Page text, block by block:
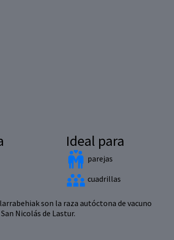
Ideal para
parejas
cuadrillas
son la raza autóctona de vacuno
Nicolás de Lastur.